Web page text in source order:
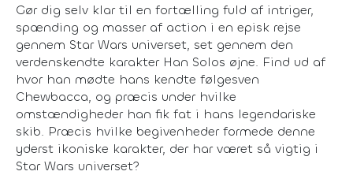
Gør dig selv klar til en fortælling fuld af intriger,
spænding og masser af action i en episk rejse
gennem Star Wars universet, set gennem den
verdenskendte karakter Han Solos øjne. Find ud af
hvor han mødte hans kendte følgesven
Chewbacca, og præcis under hvilke
omstændigheder han fik fat i hans legendariske
skib. Præcis hvilke begivenheder formede denne
yderst ikoniske karakter, der har været så vigtig i
Star Wars universet?